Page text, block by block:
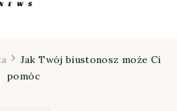
Jak Twój biustonosz może Ci
pomóc